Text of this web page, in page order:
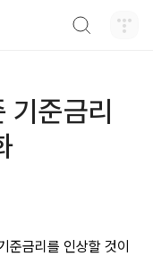
기준금리
준금리를 인상할 것이